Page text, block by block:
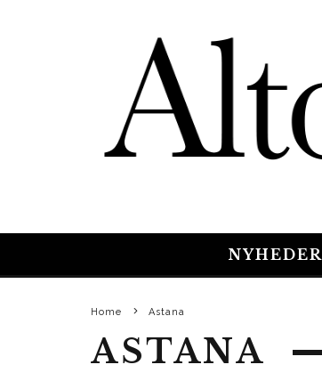
NYHEDER
Home Astana
ASTANA